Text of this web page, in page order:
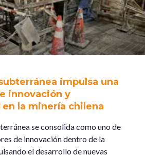
impulsa una
innovación y
la minería chilena
se consolida como uno de
de innovación dentro de la
el desarrollo de nuevas